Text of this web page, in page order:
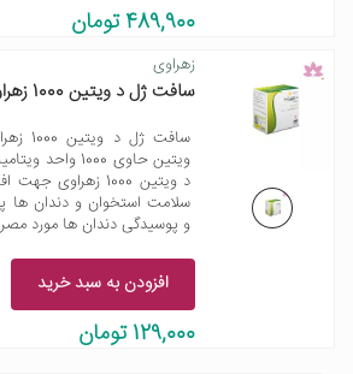
489,900 تومان
زهراوی
سافت ژل د ویتین 1000 زهراوی 50 عددی
سافت
د ویتین 1000
سلامت استخوان و دندان ها
و پوسیدگی دندان ها مورد
افزودن به سبد خرید
129,000 تومان